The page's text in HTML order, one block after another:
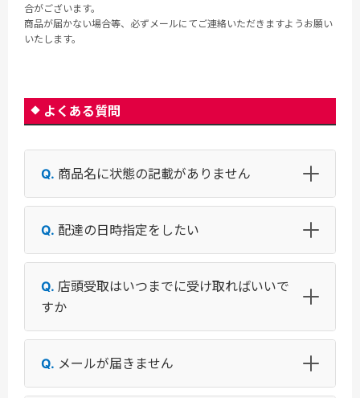
合がございます。
商品が届かない場合等、必ずメールにてご連絡いただきますようお願い
いたします。
よくある質問
商品名に状態の記載がありません
配達の日時指定をしたい
店頭受取はいつまでに受け取ればいいで
すか
メールが届きません